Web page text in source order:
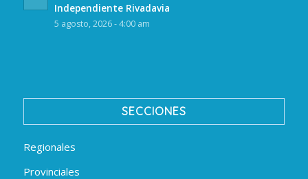
Independiente Rivadavia
5 agosto, 2026 - 4:00 am
SECCIONES
Regionales
Provinciales